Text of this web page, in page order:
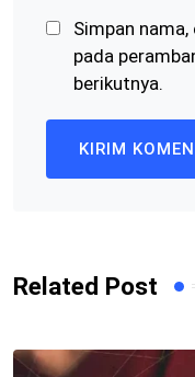
Simpan
pada
berikutnya.
Related Post